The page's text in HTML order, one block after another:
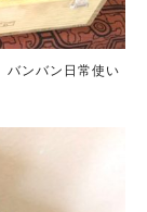
バンバン日常使い